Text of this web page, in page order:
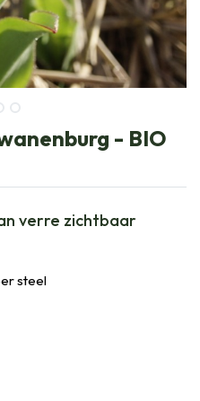
- BIO
verre zichtbaar
steel